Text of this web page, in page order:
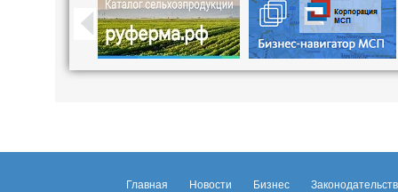
Главная Новости Бизнес